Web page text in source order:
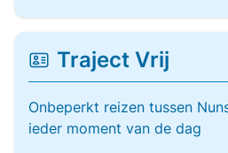
Traject Vrij
Onbeperkt reizen tussen
ieder moment van de dag